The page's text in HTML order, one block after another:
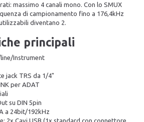
massimo 4 canali mono. Con lo SMUX
di campionamento fino a 176,4kHz
diventano 2.
principali
Instrument
jack TRS da 1/4"
per ADAT
su DIN 5pin
a 24bit/192kHz